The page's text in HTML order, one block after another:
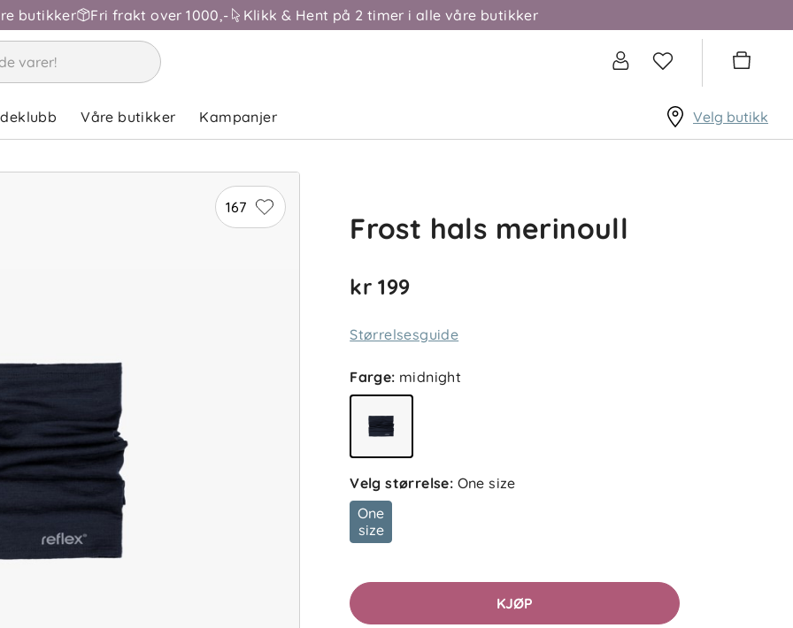
butikker Fri frakt over 1000,- Klikk & Hent på 2 timer i alle våre butikker
Våre butikker Kampanjer Velg butikk
167
Frost hals merinoull
kr 199
Størrelsesguide
Farge: midnight
Velg størrelse: One size
One
size
KJØP